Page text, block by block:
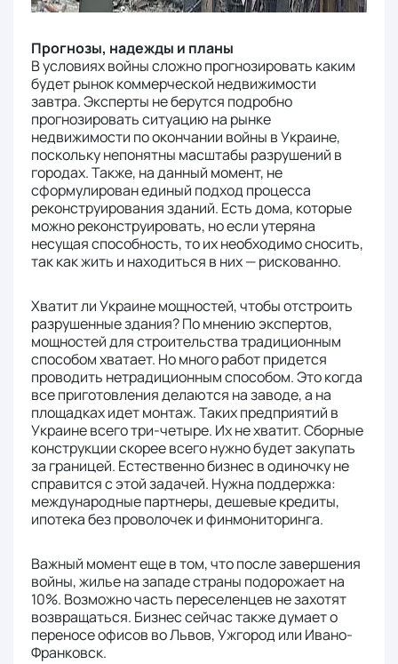
Прогнозы, надежды и планы
В условиях войны сложно прогнозировать каким
будет рынок коммерческой недвижимости
завтра. Эксперты не берутся подробно
прогнозировать ситуацию на рынке
недвижимости по окончании войны в Украине,
поскольку непонятны масштабы разрушений в
городах. Также, на данный момент, не
сформулирован единый подход процесса
реконструирования зданий. Есть дома, которые
можно реконструировать, но если утеряна
несущая способность, то их необходимо сносить,
так как жить и находиться в них — рискованно.
Хватит ли Украине мощностей, чтобы отстроить
разрушенные здания? По мнению экспертов,
мощностей для строительства традиционным
способом хватает. Но много работ придется
проводить нетрадиционным способом. Это когда
все приготовления делаются на заводе, а на
площадках идет монтаж. Таких предприятий в
Украине всего три-четыре. Их не хватит. Сборные
конструкции скорее всего нужно будет закупать
за границей. Естественно бизнес в одиночку не
справится с этой задачей. Нужна поддержка:
международные партнеры, дешевые кредиты,
ипотека без проволочек и финмониторинга.
Важный момент еще в том, что после завершения
войны, жилье на западе страны подорожает на
10%. Возможно часть переселенцев не захотят
возвращаться. Бизнес сейчас также думает о
переносе офисов во Львов, Ужгород или Ивано-
Франковск.